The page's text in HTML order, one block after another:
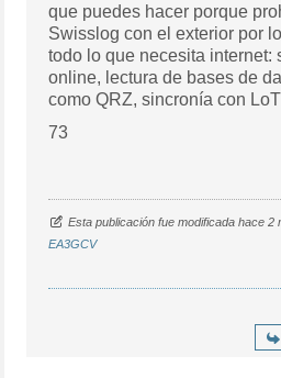
que puedes hacer porque
Swisslog con el exterior por
todo lo que necesita internet:
online, lectura de bases de
como QRZ, sincronía con
73
Esta publicación fue modificada hace 2
EA3GCV